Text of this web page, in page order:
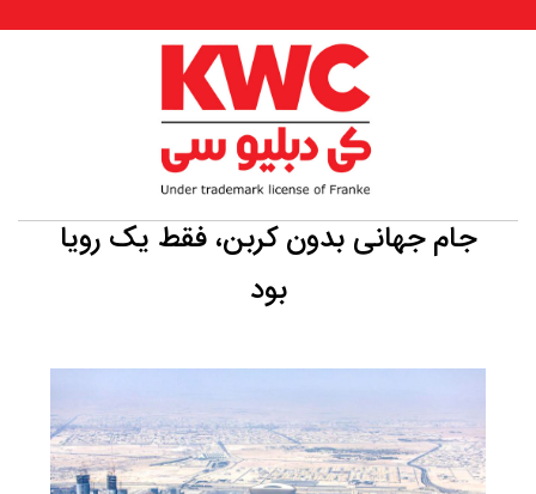
جام جهانی بدون کربن، فقط یک رویا
بود